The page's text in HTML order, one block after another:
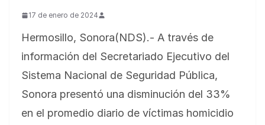
17 de enero de 2024
Hermosillo, Sonora(NDS).- A través de
información del Secretariado Ejecutivo del
Sistema Nacional de Seguridad Pública,
Sonora presentó una disminución del 33%
en el promedio diario de víctimas homicidio